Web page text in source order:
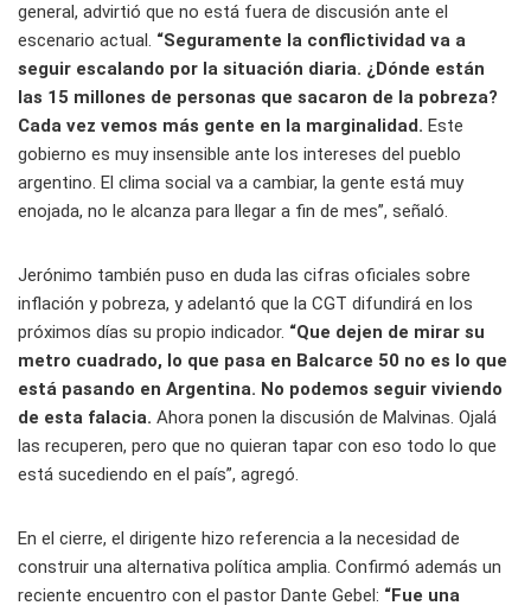
general, advirtió que no está fuera de discusión ante el
escenario actual. “Seguramente la conflictividad va a
seguir escalando por la situación diaria. ¿Dónde están
las 15 millones de personas que sacaron de la pobreza?
Cada vez vemos más gente en la marginalidad. Este
gobierno es muy insensible ante los intereses del pueblo
argentino. El clima social va a cambiar, la gente está muy
enojada, no le alcanza para llegar a fin de mes”, señaló.
Jerónimo también puso en duda las cifras oficiales sobre
inflación y pobreza, y adelantó que la CGT difundirá en los
próximos días su propio indicador. “Que dejen de mirar su
metro cuadrado, lo que pasa en Balcarce 50 no es lo que
está pasando en Argentina. No podemos seguir viviendo
de esta falacia. Ahora ponen la discusión de Malvinas. Ojalá
las recuperen, pero que no quieran tapar con eso todo lo que
está sucediendo en el país”, agregó.
En el cierre, el dirigente hizo referencia a la necesidad de
construir una alternativa política amplia. Confirmó además un
reciente encuentro con el pastor Dante Gebel: “Fue una